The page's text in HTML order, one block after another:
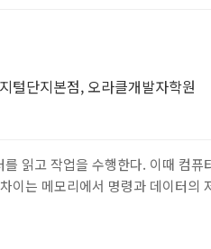
털단지본점, 오라클개발자학원
를 읽고 작업을 수행한다. 이때
는 메모리에서 명령과 데이터의